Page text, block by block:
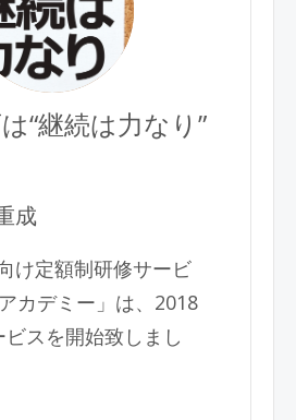
“継続は力なり”
成
け定額制研修サービ
カデミー」は、2018
スを開始致しまし